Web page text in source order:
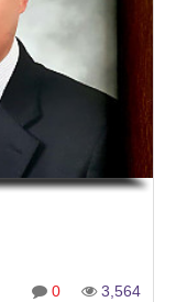
0 3,564